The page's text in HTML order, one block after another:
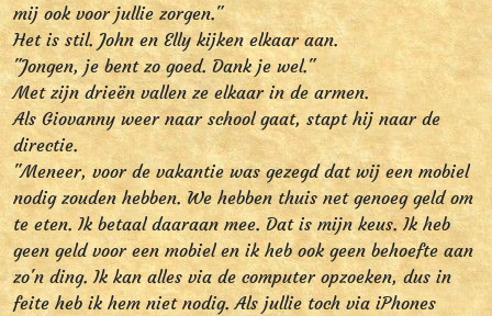
mij ook voor jullie zorgen."
Het is stil. John en Elly kijken elkaar aan.
"Jongen, je bent zo goed. Dank je wel."
Met zijn drieën vallen ze elkaar in de armen.
Als Giovanny weer naar school gaat, stapt hij naar de
directie.
"Meneer, voor de vakantie was gezegd dat wij een mobiel
nodig zouden hebben. We hebben thuis net genoeg geld om
te eten. Ik betaal daaraan mee. Dat is mijn keus. Ik heb
geen geld voor een mobiel en ik heb ook geen behoefte aan
zo'n ding. Ik kan alles via de computer opzoeken, dus in
feite heb ik hem niet nodig. Als jullie toch via iPhones